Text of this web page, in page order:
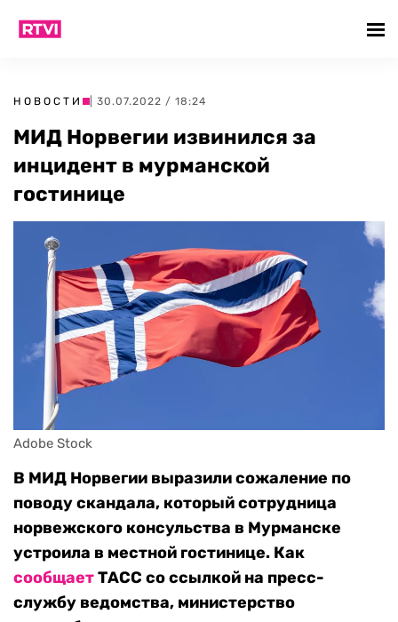
НОВОСТИ | 30.07.2022 / 18:24
МИД Норвегии извинился за
инцидент в мурманской
гостинице
Adobe Stock
В МИД Норвегии выразили сожаление по
поводу скандала, который сотрудница
норвежского консульства в Мурманске
устроила в местной гостинице. Как
сообщаетТАСС со ссылкой на пресс-
службу ведомства, министерство